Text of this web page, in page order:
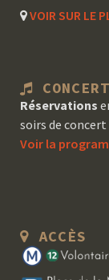
VOIR SUR LE
Réservations
soirs de concert
Voir la
ACCÈS